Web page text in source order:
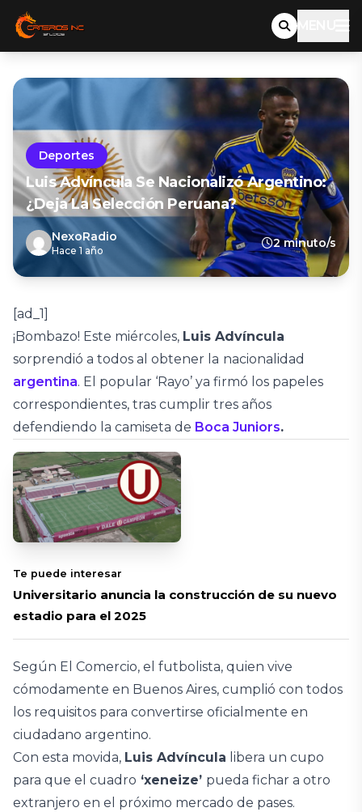
MENU
Deportes
Luis Advíncula Se Nacionalizó Argentino:
¿deja La Selección Peruana?
NexoRadio
Hace 1 año
2 minuto/s
[ad_1]
¡Bombazo! Este miércoles, Luis Advíncula
sorprendió a todos al obtener la nacionalidad
argentina. El popular ‘Rayo’ ya firmó los papeles
correspondientes, tras cumplir tres años
defendiendo la camiseta de Boca Juniors.
Te puede interesar
Universitario anuncia la construcción de su nuevo
estadio para el 2025
Según El Comercio, el futbolista, quien vive
cómodamente en Buenos Aires, cumplió con todos
los requisitos para convertirse oficialmente en
ciudadano argentino.
Con esta movida, Luis Advíncula libera un cupo
para que el cuadro ‘xeneize’ pueda fichar a otro
extranjero en el próximo mercado de pases.